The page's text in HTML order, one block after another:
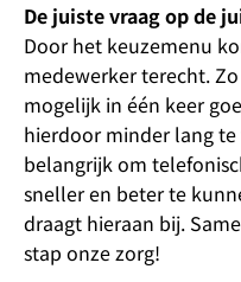
De juiste vraag op de
Door het keuzemenu
medewerker terecht.
mogelijk in één keer
hierdoor minder lang
belangrijk om
sneller en beter te
draagt hieraan bij.
stap onze zorg!